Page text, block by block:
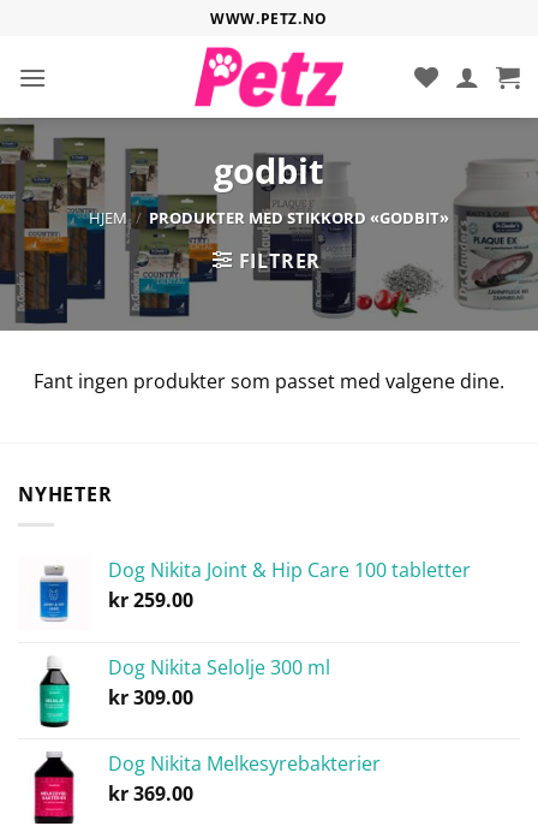
innhold
WWW.PETZ.NO
godbit
HJEM / PRODUKTER MED STIKKORD «GODBIT»
FILTRER
Fant ingen produkter som passet med valgene dine.
NYHETER
Dog Nikita Joint & Hip Care 100 tabletter
kr259.00
Dog Nikita Selolje 300 ml
kr309.00
Dog Nikita Melkesyrebakterier
kr369.00